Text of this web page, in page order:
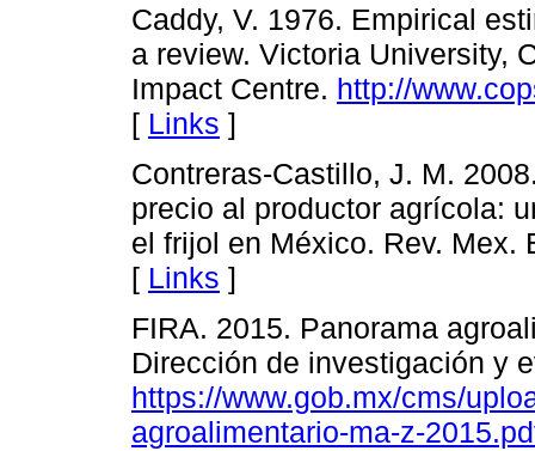
Caddy, V. 1976. Empirical
a review. Victoria University,
Impact Centre. http://
[ Links ]
Contreras-Castillo, J. M.
precio al productor agrícola:
el frijol en México. Rev. Mex.
[ Links ]
FIRA. 2015. Panorama
Dirección de investigación y
https://www.gob.mx/cms/
agroalimentario-ma-z-